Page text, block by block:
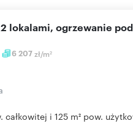
6 207zł/m2
2 lokalami, ogrzewanie
całkowitej i 125 m² pow.